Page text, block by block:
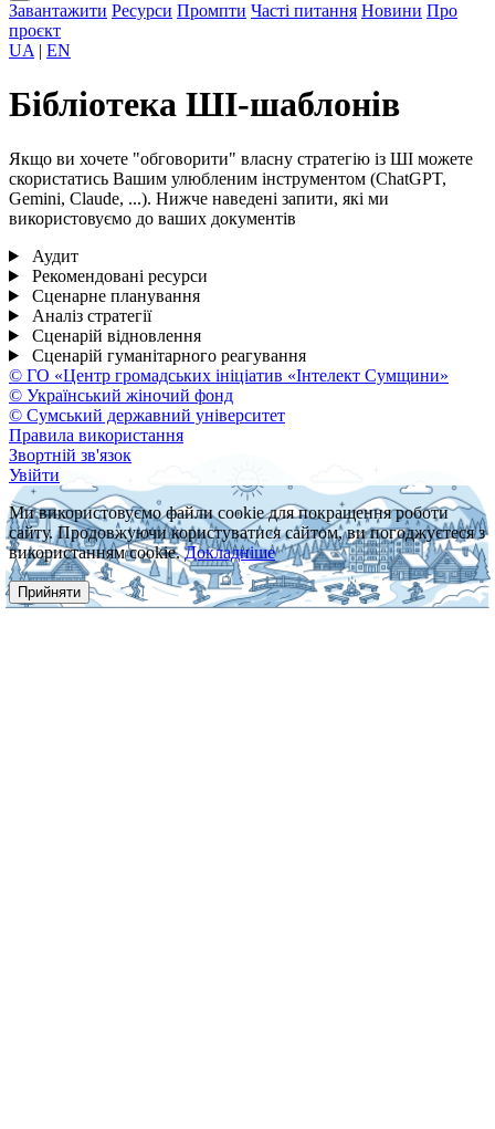
Завантажити Ресурси Промпти Часті питання Новини Про
проєкт
UA | EN
Бібліотека ШІ-шаблонів
Якщо ви хочете "обговорити" власну стратегію із ШІ можете
скористатись Вашим улюбленим інструментом (ChatGPT,
Gemini, Claude, ...). Нижче наведені запити, які ми
використовуємо до ваших документів
Аудит
Рекомендовані ресурси
Сценарне планування
Аналіз стратегії
Сценарій відновлення
Сценарій гуманітарного реагування
© ГО «Центр громадських ініціатив «Інтелект Сумщини»
© Український жіночий фонд
© Сумський державний університет
Правила використання
Звортній зв'язок
Увійти
Ми використовуємо файли cookie для покращення роботи
сайту. Продовжуючи користуватися сайтом, ви погоджуєтеся з
використанням cookie.Докладніше
Прийняти